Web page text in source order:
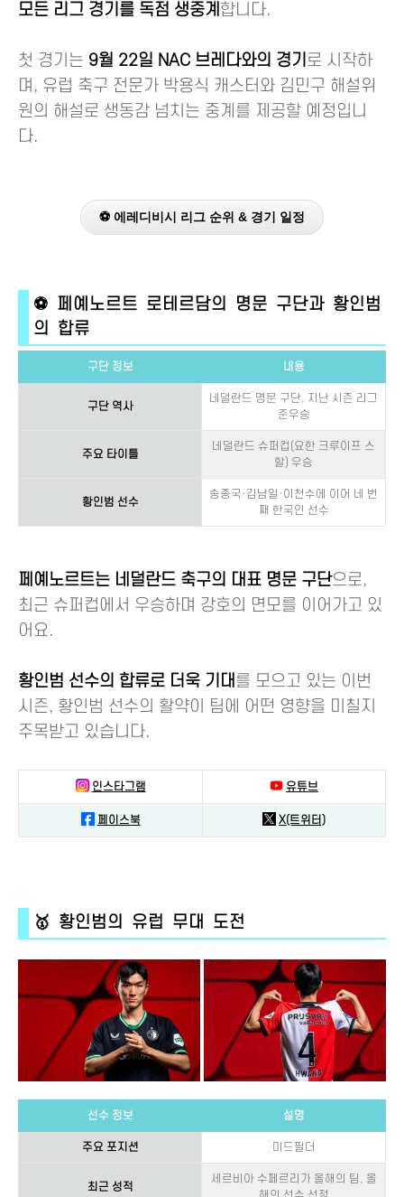
모든 리그 경기를 독점 생중계 합니다.
첫 경기는 9월 22일 NAC 브레다와의 경기 로 시작하
며, 유럽 축구 전문가 박용식 캐스터와 김민구 해설위
원의 해설로 생동감 넘치는 중계를 제공할 예정입니
다.
⚽ 에레디비시 리그 순위 & 경기 일정
⚽ 페예노르트 로테르담의 명문 구단과 황인범
의 합류
구단 정보 내용
구단 역사
네덜란드 명문 구단, 지난 시즌 리그
준우승
주요 타이틀
네덜란드 슈퍼컵(요한 크루이프 스
할) 우승
황인범 선수
송종국·김남일·이천수에 이어 네 번
째 한국인 선수
페예노르트는 네덜란드 축구의 대표 명문 구단으로,
최근 슈퍼컵에서 우승하며 강호의 면모를 이어가고 있
어요.
황인범 선수의 합류로 더욱 기대 를 모으고 있는 이번
시즌, 황인범 선수의 활약이 팀에 어떤 영향을 미칠지
주목받고 있습니다.
인스타그램 유튜브
페이스북 X(트위터)
🥇 황인범의 유럽 무대 도전
선수 정보 설명
주요 포지션 미드필더
최근 성적
세르비아 수페르리가 올해의 팀, 올